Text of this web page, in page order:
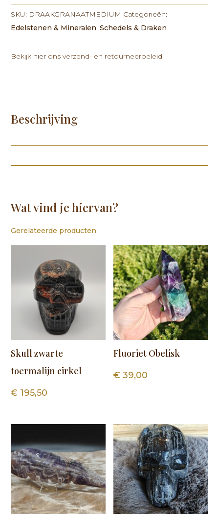
SKU: DRAAKGRANAATMEDIUM Categorieën:
Edelstenen & Mineralen,Schedels & Draken
Bekijk hier ons verzend- en retourneerbeleid.
Beschrijving
Wat vind je hiervan?
Gerelateerde producten
Skull zwarte
toermalijn cirkel
€ 195,50
Fluoriet Obelisk
€ 39,00